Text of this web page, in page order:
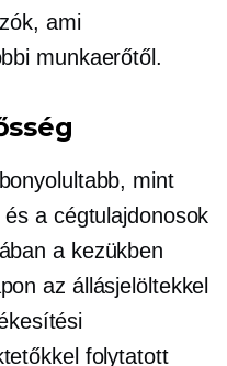
ami
munkaerőtől.
mint
a cégtulajdonosok
a kezükben
az állásjelöltekkel
folytatott